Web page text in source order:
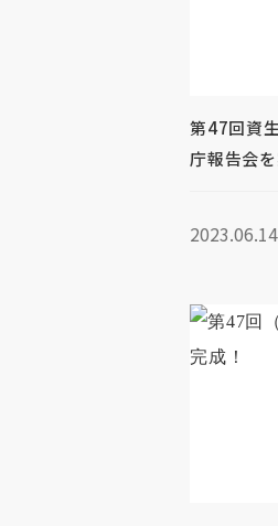
第47回資
庁報告会
2023.06.14